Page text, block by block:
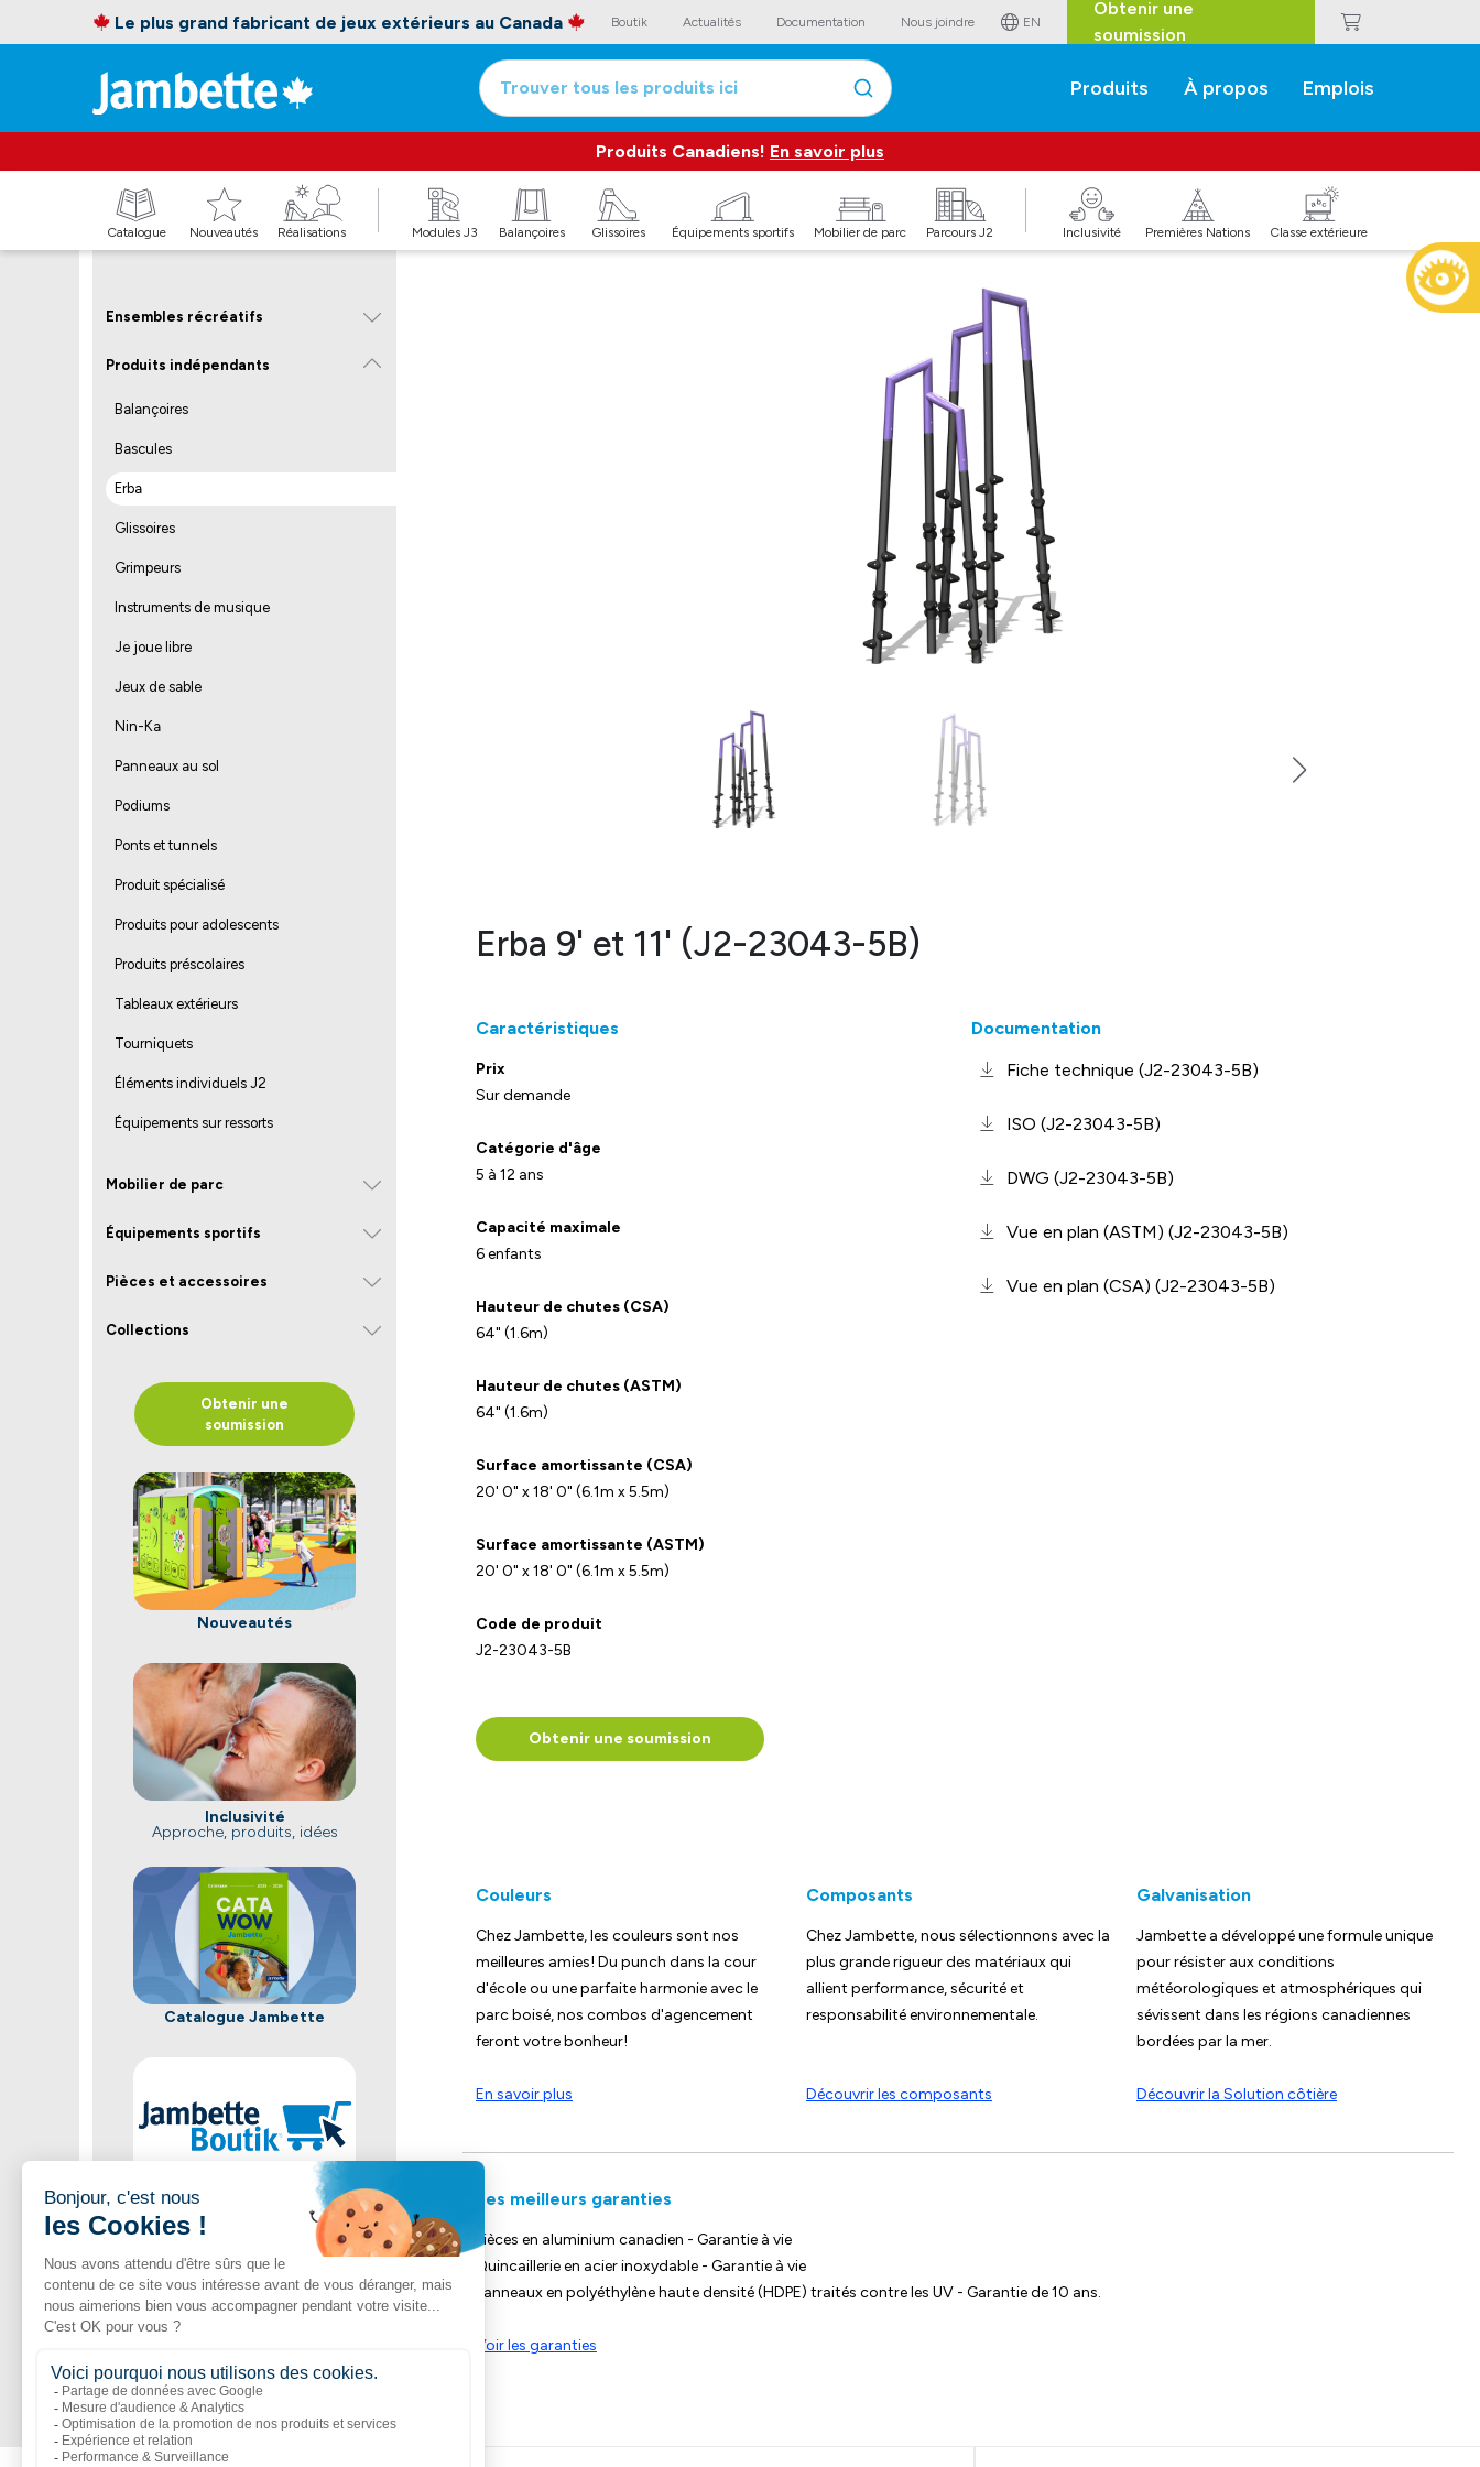
Le plus grand fabricant de jeux extérieurs au Canada Boutik Actualités Documentation Nous joindre EN
Obtenir une
soumission
Trouver tous les produits ici Produits À propos Emplois
Produits Canadiens! En savoir plus
Catalogue Nouveautés Réalisations Modules J3 Balançoires Glissoires Équipements sportifs Mobilier de parc Parcours J2 Inclusivité Premières Nations Classe extérieure
Ensembles récréatifs
Produits indépendants
Balançoires
Bascules
Erba
Glissoires
Grimpeurs
Instruments de musique
Je joue libre
Jeux de sable
Nin-Ka
Panneaux au sol
Podiums
Ponts et tunnels
Produit spécialisé
Produits pour adolescents
Produits préscolaires
Tableaux extérieurs
Tourniquets
Éléments individuels J2
Équipements sur ressorts
Mobilier de parc
Équipements sportifs
Pièces et accessoires
Collections
Obtenir une
soumission
Nouveautés
Inclusivité
Approche, produits, idées
Catalogue Jambette
Acheter maintenant
Une vaste sélection de produits
Erba 9' et 11' (J2-23043-5B)
Caractéristiques
Prix
Sur demande
Catégorie d'âge
5 à 12 ans
Capacité maximale
6 enfants
Hauteur de chutes (CSA)
64" (1.6m)
Hauteur de chutes (ASTM)
64" (1.6m)
Surface amortissante (CSA)
20' 0" x 18' 0" (6.1m x 5.5m)
Surface amortissante (ASTM)
20' 0" x 18' 0" (6.1m x 5.5m)
Code de produit
J2-23043-5B
Documentation
Fiche technique (J2-23043-5B)
ISO (J2-23043-5B)
DWG (J2-23043-5B)
Vue en plan (ASTM) (J2-23043-5B)
Vue en plan (CSA) (J2-23043-5B)
Obtenir une soumission
Couleurs
Chez Jambette, les couleurs sont nos
meilleures amies! Du punch dans la cour
d'école ou une parfaite harmonie avec le
parc boisé, nos combos d'agencement
feront votre bonheur!
En savoir plus
Composants
Chez Jambette, nous sélectionnons avec la
plus grande rigueur des matériaux qui
allient performance, sécurité et
responsabilité environnementale.
Découvrir les composants
Galvanisation
Jambette a développé une formule unique
pour résister aux conditions
météorologiques et atmosphériques qui
sévissent dans les régions canadiennes
bordées par la mer.
Découvrir la Solution côtière
Les meilleurs garanties
Pièces en aluminium canadien - Garantie à vie
Quincaillerie en acier inoxydable - Garantie à vie
Panneaux en polyéthylène haute densité (HDPE) traités contre les UV - Garantie de 10 ans.
Voir les garanties